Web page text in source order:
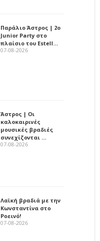
Παράλιο Άστρος | 2ο
Junior Party στο
πλαίσιο του Estell…
07-08-2026
Άστρος | Οι
καλοκαιρινές
μουσικές βραδιές
συνεχίζονται …
07-08-2026
Λαϊκή βραδιά με την
Κωνσταντίνα στο
Ροεινό!
07-08-2026